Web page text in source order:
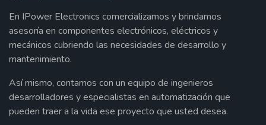
En IPower Electronics comercializamos y brindamos
asesoría en componentes electrónicos, eléctricos y
mecánicos cubriendo las necesidades de desarrollo y
mantenimiento.
Así mismo, contamos con un equipo de ingenieros
desarrolladores y especialistas en automatización que
pueden traer a la vida ese proyecto que usted desea.